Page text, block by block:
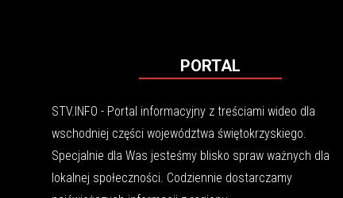
PORTAL
STV.INFO - Portal informacyjny z treściami wideo dla
wschodniej części województwa świętokrzyskiego.
Specjalnie dla Was jesteśmy blisko spraw ważnych dla
lokalnej społeczności. Codziennie dostarczamy